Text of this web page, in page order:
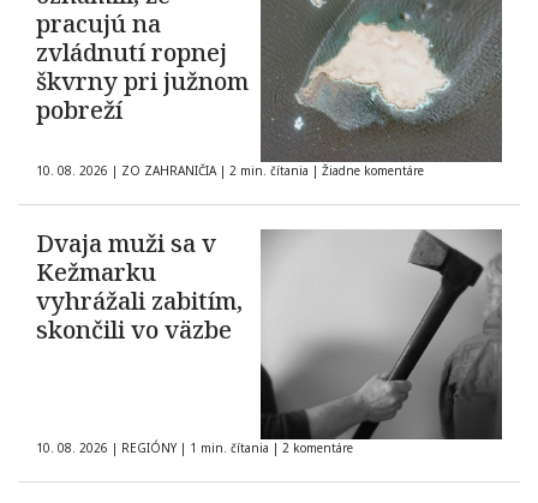
pracujú na
zvládnutí ropnej
škvrny pri južnom
pobreží
10. 08. 2026 | ZO ZAHRANIČIA | 2 min. čítania | Žiadne komentáre
Dvaja muži sa v
Kežmarku
vyhrážali zabitím,
skončili vo väzbe
10. 08. 2026 | REGIÓNY | 1 min. čítania | 2 komentáre